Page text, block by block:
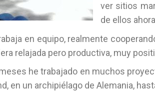
ver sitios
de ellos
en equipo, realmente
relajada pero productiva, muy
he trabajado en muchos
en un archipiélago de Alemania,